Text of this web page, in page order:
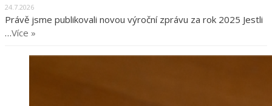
24.7.2026
Právě jsme publikovali novou výroční zprávu za rok 2025 Jestli
…Více »